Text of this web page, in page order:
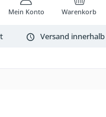
Versand
Warenkorb
Mein Konto